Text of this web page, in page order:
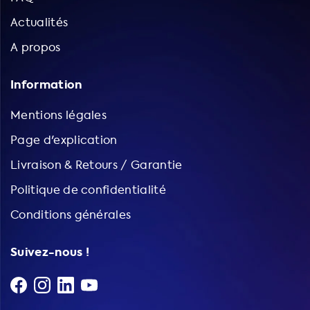
Actualités
A propos
Information
Mentions légales
Page d'explication
Livraison & Retours / Garantie
Politique de confidentialité
Conditions générales
Suivez-nous !